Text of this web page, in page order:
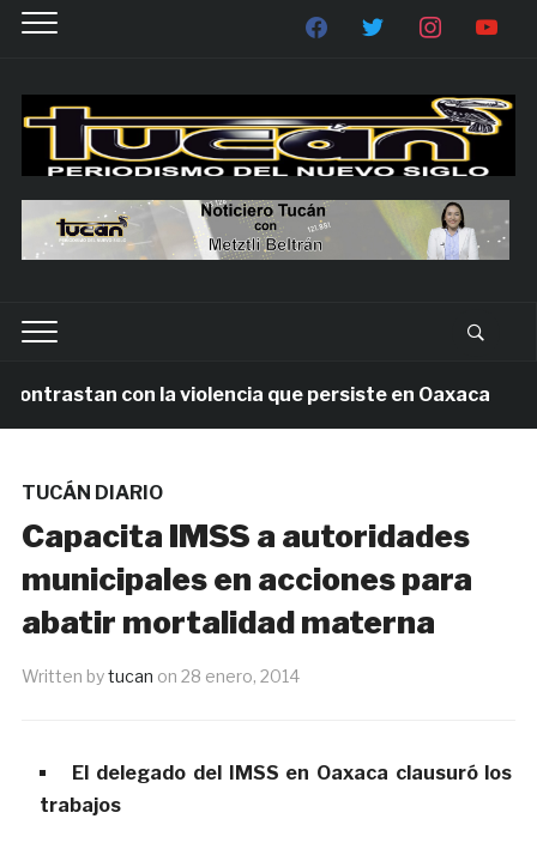
con la violencia que persiste en Oaxaca
TUCÁN DIARIO
Capacita IMSS a autoridades
municipales en acciones para
abatir mortalidad materna
Written bytucan on 28 enero, 2014
El delegado del IMSS en Oaxaca clausuró los
trabajos